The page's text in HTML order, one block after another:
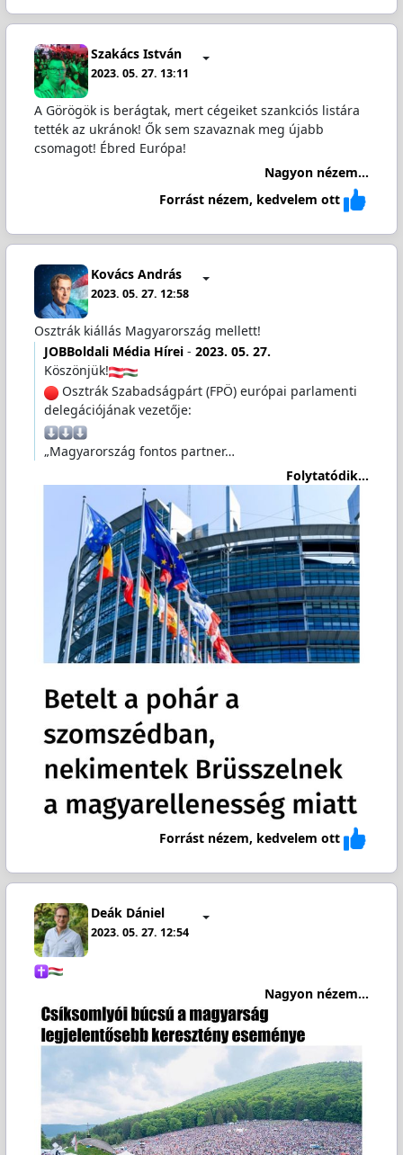
Szakács István
2023. 05. 27. 13:11
A Görögök is berágtak, mert cégeiket szankciós listára
tették az ukránok! Ők sem szavaznak meg újabb
csomagot! Ébred Európa!
Nagyon nézem...
Forrást nézem, kedvelem ott
Kovács András
2023. 05. 27. 12:58
Osztrák kiállás Magyarország mellett!
JOBBoldali Média Hírei- 2023. 05. 27.
Köszönjük!
Osztrák Szabadságpárt (FPÖ) európai parlamenti
delegációjának vezetője:
„Magyarország fontos partner…
Folytatódik...
Forrást nézem, kedvelem ott
Deák Dániel
2023. 05. 27. 12:54
Nagyon nézem...